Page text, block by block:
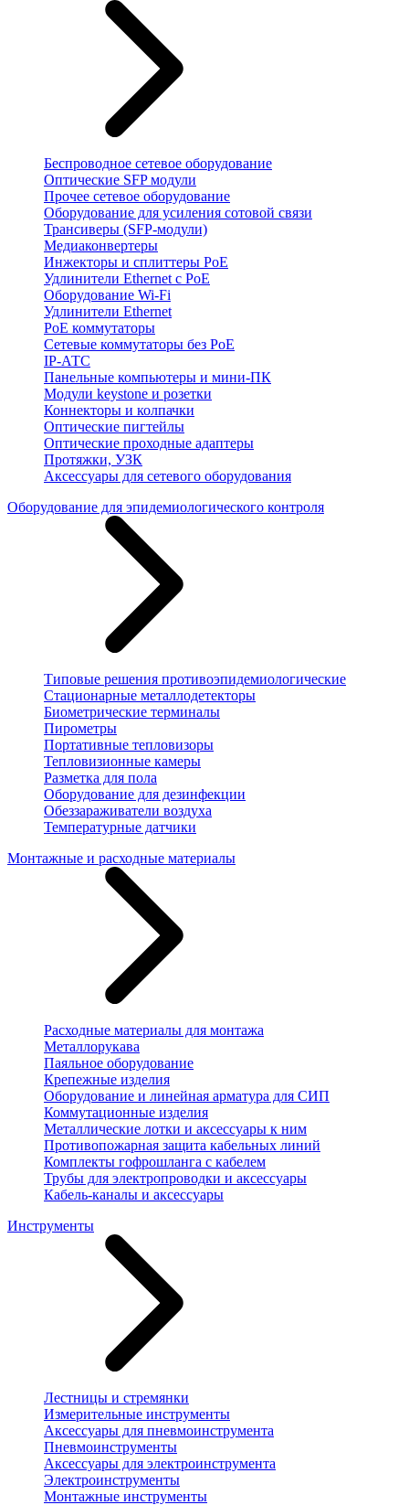
Беспроводное сетевое оборудование
Оптические SFP модули
Прочее сетевое оборудование
Оборудование для усиления сотовой связи
Трансиверы (SFP-модули)
Медиаконвертеры
Инжекторы и сплиттеры PoE
Удлинители Ethernet с PoE
Оборудование Wi-Fi
Удлинители Ethernet
PoE коммутаторы
Сетевые коммутаторы без PoE
IP-АТС
Панельные компьютеры и мини-ПК
Модули keystone и розетки
Коннекторы и колпачки
Оптические пигтейлы
Оптические проходные адаптеры
Протяжки, УЗК
Аксессуары для сетевого оборудования
Оборудование для эпидемиологического контроля
Типовые решения противоэпидемиологические
Стационарные металлодетекторы
Биометрические терминалы
Пирометры
Портативные тепловизоры
Тепловизионные камеры
Разметка для пола
Оборудование для дезинфекции
Обеззараживатели воздуха
Температурные датчики
Монтажные и расходные материалы
Расходные материалы для монтажа
Металлорукава
Паяльное оборудование
Крепежные изделия
Оборудование и линейная арматура для СИП
Коммутационные изделия
Металлические лотки и аксессуары к ним
Противопожарная защита кабельных линий
Комплекты гофрошланга с кабелем
Трубы для электропроводки и аксессуары
Кабель-каналы и аксессуары
Инструменты
Лестницы и стремянки
Измерительные инструменты
Аксессуары для пневмоинструмента
Пневмоинструменты
Аксессуары для электроинструмента
Электроинструменты
Монтажные инструменты